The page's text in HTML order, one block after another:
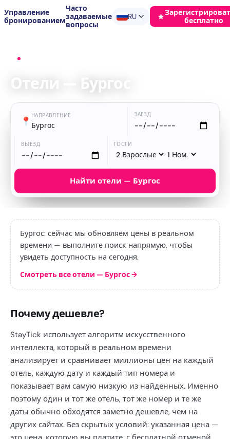
Управление
бронированием
Часто
задаваемые
вопросы
RU
бесплатно
Отели — Бургос
📍 НАПРАВЛЕНИЕ
Бургос
ЗАЕЗД
ВЫЕЗД ГОСТИ
Найти отели — Бургос
Бургос: сейчас мы обновляем цены в реальном
времени — выполните поиск напрямую, чтобы
увидеть доступность на сегодня.
Смотреть все отели — Бургос→
Почему дешевле?
StayTick использует алгоритм искусственного
интеллекта, который в реальном времени
анализирует и сравнивает миллионы цен на каждый
отель, каждую дату и каждый тип номера и
показывает вам самую низкую из найденных. Именно
поэтому один и тот же отель, тот же номер и те же
даты обычно обходятся заметно дешевле, чем на
других сайтах. Без скрытых условий: указанная цена —